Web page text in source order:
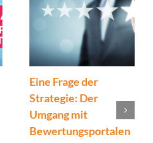
Eine Frage der
Strategie: Der
Umgang mit
Bewertungsportalen